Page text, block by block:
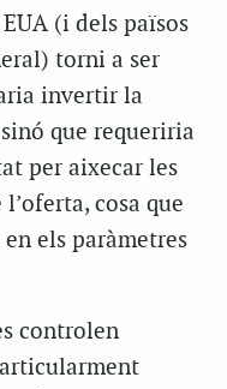
(i dels països
torni a ser
invertir la
que requeriria
per aixecar les
cosa que
els paràmetres
controlen